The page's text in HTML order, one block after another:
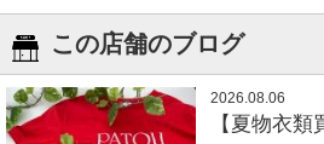
この店舗のブログ
2026.08.06
【夏物衣